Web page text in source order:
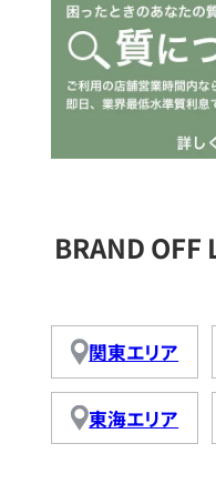
BRAND
関東エリア
東海エリア